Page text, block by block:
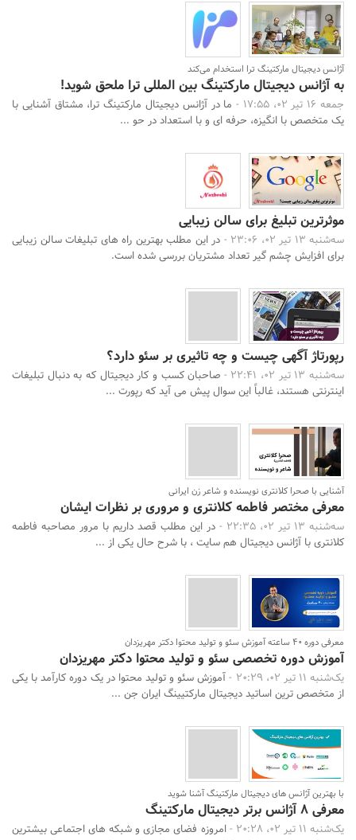
آژانس دیجیتال مارکتینگ ترا استخدام می‌کند
به آژانس دیجیتال مارکتینگ بین المللی ترا ملحق شوید!
جمعه 16 تیر 02، 17:55 -
ما در آژانس دیجیتال مارکتینگ ترا، مشتاق آشنایی با
یک متخصص با انگیزه، حرفه ای و با استعداد در حو ...
موثرترین تبلیغ برای سالن زیبایی
سه‌شنبه 13 تیر 02، 23:06 -
در این مطلب بهترین راه های تبلیغات سالن زیبایی
برای افزایش چشم گیر تعداد مشتریان بررسی شده است.
رپورتاژ آگهی چیست و چه تاثیری بر سئو دارد؟
سه‌شنبه 13 تیر 02، 22:41 -
صاحبان کسب و کار دیجیتال که به دنبال تبلیغات
اینترنتی هستند، غالباً این سوال پیش می آید که رپورت ...
آشنایی با صحرا کلانتری نویسنده و شاعر زن ایرانی
معرفی مختصر فاطمه کلانتری و مروری بر نظرات ایشان
سه‌شنبه 13 تیر 02، 22:35 -
در این مطلب قصد داریم با مرور مصاحبه فاطمه
کلانتری با آژانس دیجیتال هم سایت ، با شرح حال یکی از ...
معرفی دوره 40 ساعته آموزش سئو و تولید محتوا دکتر مهریزدان
آموزش دوره تخصصی سئو و تولید محتوا دکتر مهریزدان
یک‌شنبه 11 تیر 02، 20:29 -
آموزش سئو و تولید محتوا در یک دوره کارآمد با یکی
از متخصص ترین اساتید دیجیتال مارکتیینگ ایران جن ...
با بهترین آژانس های دیجیتال مارکتینگ آشنا شوید
معرفی 8 آژانس برتر دیجیتال مارکتینگ
یک‌شنبه 11 تیر 02، 20:28 -
امروزه فضای مجازی و شبکه های اجتماعی بیشترین